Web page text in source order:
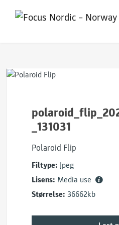
_131031
Polaroid Flip
Filtype: Jpeg
Lisens: Media use
Størrelse: 36662kb